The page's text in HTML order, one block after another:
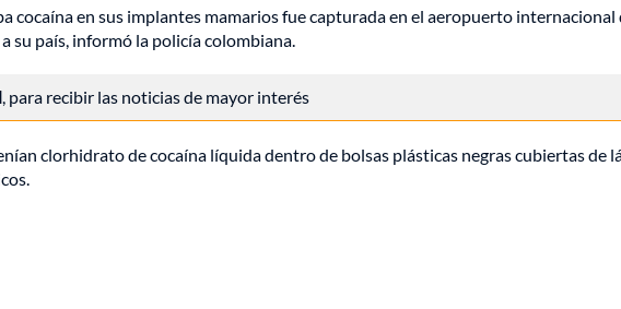
cocaína en sus implantes mamarios fue capturada en el aeropuerto internacional
su país, informó la policía colombiana.
, para recibir las noticias de mayor interés
clorhidrato de cocaína líquida dentro de bolsas plásticas negras cubiertas de